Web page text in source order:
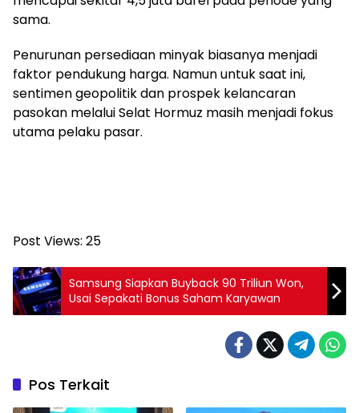
sama.
Penurunan persediaan minyak biasanya menjadi
faktor pendukung harga. Namun untuk saat ini,
sentimen geopolitik dan prospek kelancaran
pasokan melalui Selat Hormuz masih menjadi fokus
utama pelaku pasar.
Post Views: 25
Samsung Siapkan Buyback 90 Triliun Won,
Usai Sepakati Bonus Saham Karyawan
Pos Terkait